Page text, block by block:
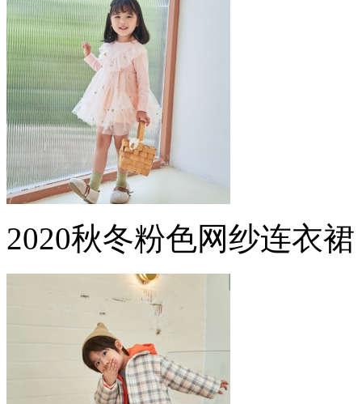
2020秋冬粉色网纱连衣裙